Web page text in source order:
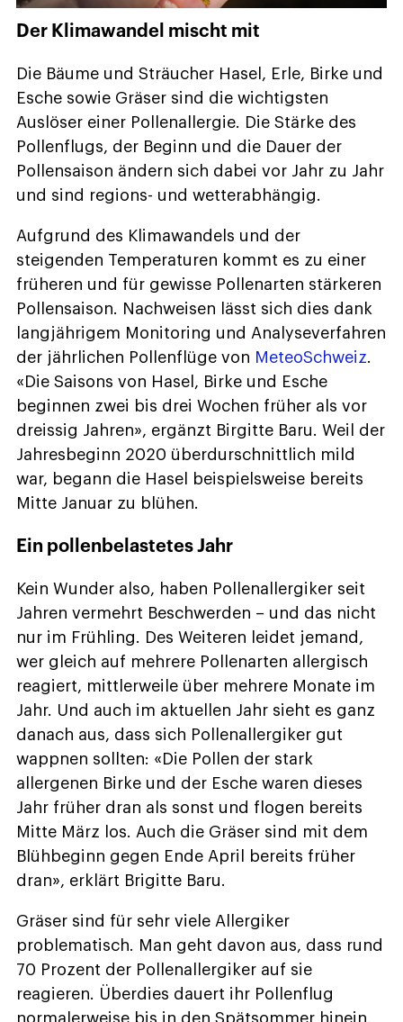
Der Klimawandel mischt mit
Die Bäume und Sträucher Hasel, Erle, Birke und
Esche sowie Gräser sind die wichtigsten
Auslöser einer Pollenallergie. Die Stärke des
Pollenflugs, der Beginn und die Dauer der
Pollensaison ändern sich dabei vor Jahr zu Jahr
und sind regions- und wetterabhängig.
Aufgrund des Klimawandels und der
steigenden Temperaturen kommt es zu einer
früheren und für gewisse Pollenarten stärkeren
Pollensaison. Nachweisen lässt sich dies dank
langjährigem Monitoring und Analyseverfahren
der jährlichen Pollenflüge von MeteoSchweiz.
«Die Saisons von Hasel, Birke und Esche
beginnen zwei bis drei Wochen früher als vor
dreissig Jahren», ergänzt Birgitte Baru. Weil der
Jahresbeginn 2020 überdurschnittlich mild
war, begann die Hasel beispielsweise bereits
Mitte Januar zu blühen.
Ein pollenbelastetes Jahr
Kein Wunder also, haben Pollenallergiker seit
Jahren vermehrt Beschwerden – und das nicht
nur im Frühling. Des Weiteren leidet jemand,
wer gleich auf mehrere Pollenarten allergisch
reagiert, mittlerweile über mehrere Monate im
Jahr. Und auch im aktuellen Jahr sieht es ganz
danach aus, dass sich Pollenallergiker gut
wappnen sollten: «Die Pollen der stark
allergenen Birke und der Esche waren dieses
Jahr früher dran als sonst und flogen bereits
Mitte März los. Auch die Gräser sind mit dem
Blühbeginn gegen Ende April bereits früher
dran», erklärt Brigitte Baru.
Gräser sind für sehr viele Allergiker
problematisch. Man geht davon aus, dass rund
70 Prozent der Pollenallergiker auf sie
reagieren. Überdies dauert ihr Pollenflug